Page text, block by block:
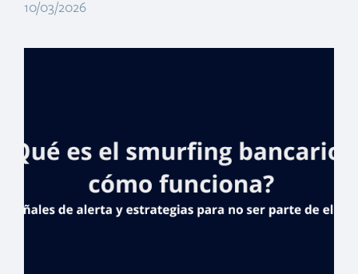
10/03/2026
Banreservas en 3
categorías como